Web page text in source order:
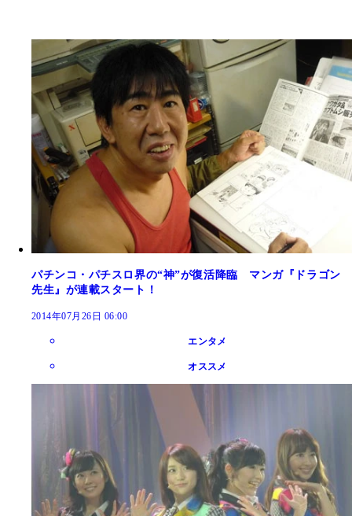
パチンコ・パチスロ界の“神”が復活降臨 マンガ『ドラゴン
先生』が連載スタート！
2014年07月26日 06:00
エンタメ
オススメ